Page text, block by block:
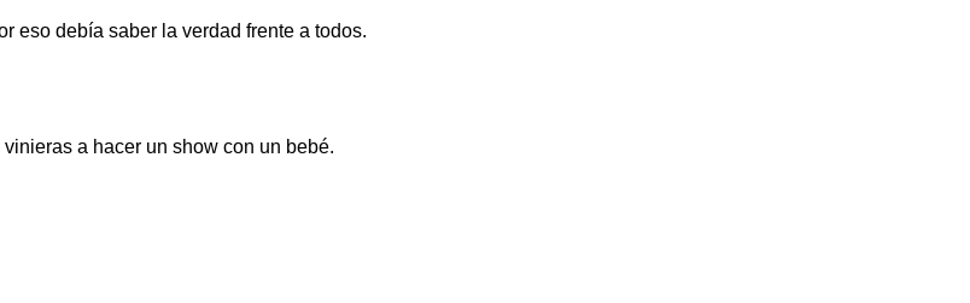
debía saber la verdad frente a todos.
a hacer un show con un bebé.